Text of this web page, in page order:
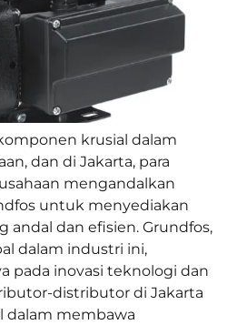
krusial dalam
dan di Jakarta, para
mengandalkan
untuk menyediakan
andal dan efisien. Grundfos,
dalam industri ini,
pada inovasi teknologi dan
distributor di Jakarta
dalam membawa